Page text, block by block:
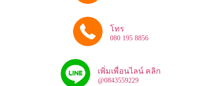
โทร
080 195 8856
เพิ่มเพื่อนไลน์ คลิก
@0843559229